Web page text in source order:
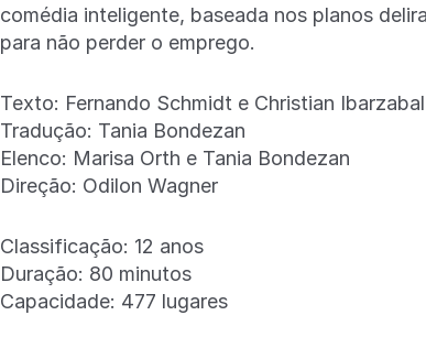
comédia inteligente, baseada nos planos
para não perder o emprego.
Texto: Fernando Schmidt e Christian Ibarzabal
Tradução: Tania Bondezan
Elenco: Marisa Orth e Tania Bondezan
Direção: Odilon Wagner
Classificação: 12 anos
Duração: 80 minutos
Capacidade: 477 lugares